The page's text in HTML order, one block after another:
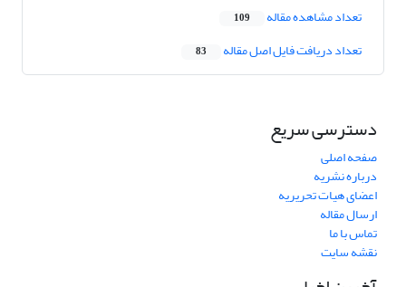
تعداد مشاهده مقاله 109
تعداد دریافت فایل اصل مقاله 83
دسترسی سریع
صفحه اصلی
درباره نشریه
اعضای هیات تحریریه
ارسال مقاله
تماس با ما
نقشه سایت